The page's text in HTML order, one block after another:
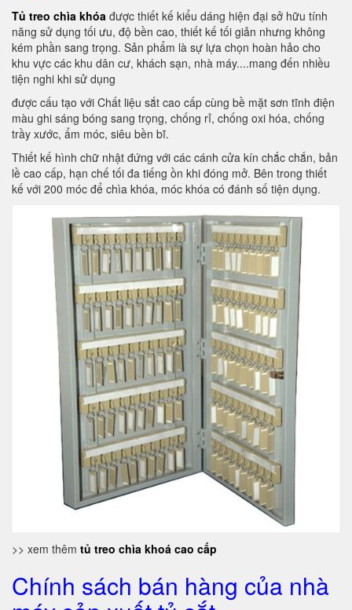
Tủ treo chìa khóa được thiết kế kiểu dáng hiện đại sở hữu tính
năng sử dụng tối ưu, độ bền cao, thiết kế tối giản nhưng không
kém phần sang trọng. Sản phẩm là sự lựa chọn hoàn hảo cho
khu vực các khu dân cư, khách sạn, nhà máy....mang đến nhiều
tiện nghi khi sử dụng
được cấu tạo với Chất liệu sắt cao cấp cùng bề mặt sơn tĩnh điện
màu ghi sáng bóng sang trọng, chống rỉ, chống oxi hóa, chống
trầy xước, ẩm móc, siêu bền bĩ.
Thiết kế hình chữ nhật đứng với các cánh cửa kín chắc chắn, bản
lề cao cấp, hạn chế tối đa tiếng ồn khi đóng mở. Bên trong thiết
kế với 200 móc để chìa khóa, móc khóa có đánh số tiện dụng.
>> xem thêm tủ treo chìa khoá cao cấp
Chính sách bán hàng của nhà